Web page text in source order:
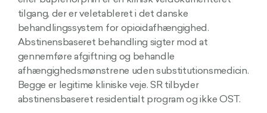
tilgang, der er veletableret i det danske
behandlingssystem for opioidafhængighed.
Abstinensbaseret behandling sigter mod at
gennemføre afgiftning og behandle
afhængighedsmønstrene uden substitutionsmedicin.
Begge er legitime kliniske veje. SR tilbyder
abstinensbaseret residentialt program og ikke OST.